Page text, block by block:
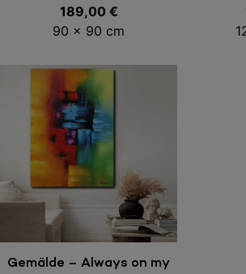
189,00 €
90 x 90 cm
In den Warenkorb
Gemälde – Always on my